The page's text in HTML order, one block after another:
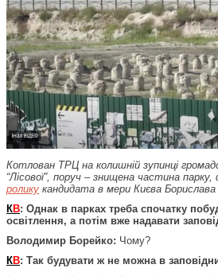
Котлован ТРЦ на колишній зупинці
“Лісової”, поруч – знищена частина
ролику кандидата в мери Києва Борислава
КВ: Однак в парках треба спочатку
освітлення, а потім вже надавати
Володимир Борейко: Чому?
КВ: Так будувати ж не можна в